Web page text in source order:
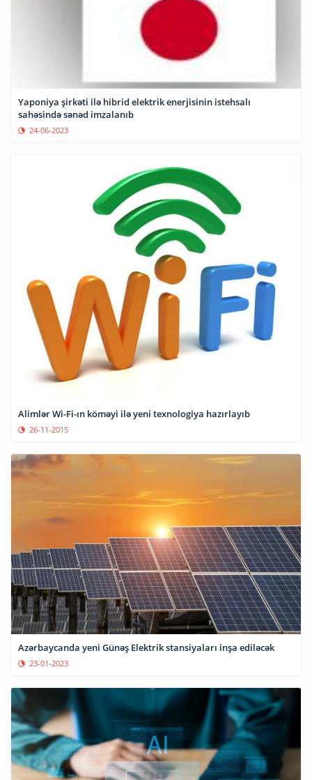
Yaponiya şirkəti ilə hibrid elektrik enerjisinin istehsalı
sahəsində sənəd imzalanıb
24-06-2023
Alimlər Wi-Fi-ın köməyi ilə yeni texnologiya hazırlayıb
26-11-2015
Azərbaycanda yeni Günəş Elektrik stansiyaları inşa ediləcək
23-01-2023